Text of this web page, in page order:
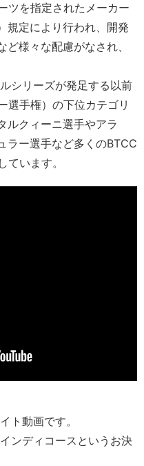
ツを指定されたメーカー
規定により行われ、開発
様々な配慮がなされ、
シリーズが発足する以前
選手権）の下位カテゴリ
ルクィーニ選手やアラ
ラー選手など多くのBTCC
います。
ト動画です。
ンディコースというお決